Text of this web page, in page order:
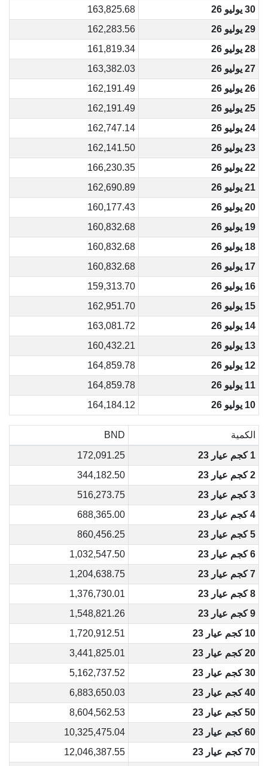
30 يوليو 26
163,825.68
29 يوليو 26
162,283.56
28 يوليو 26
161,819.34
27 يوليو 26
163,382.03
26 يوليو 26
162,191.49
25 يوليو 26
162,191.49
24 يوليو 26
162,747.14
23 يوليو 26
162,141.50
22 يوليو 26
166,230.35
21 يوليو 26
162,690.89
20 يوليو 26
160,177.43
19 يوليو 26
160,832.68
18 يوليو 26
160,832.68
17 يوليو 26
160,832.68
16 يوليو 26
159,313.70
15 يوليو 26
162,951.70
14 يوليو 26
163,081.72
13 يوليو 26
160,432.21
12 يوليو 26
164,859.78
11 يوليو 26
164,859.78
10 يوليو 26
164,184.12
الكمية
BND
1 كجم عيار 23
172,091.25
2 كجم عيار 23
344,182.50
3 كجم عيار 23
516,273.75
4 كجم عيار 23
688,365.00
5 كجم عيار 23
860,456.25
6 كجم عيار 23
1,032,547.50
7 كجم عيار 23
1,204,638.75
8 كجم عيار 23
1,376,730.01
9 كجم عيار 23
1,548,821.26
10 كجم عيار 23
1,720,912.51
20 كجم عيار 23
3,441,825.01
30 كجم عيار 23
5,162,737.52
40 كجم عيار 23
6,883,650.03
50 كجم عيار 23
8,604,562.53
60 كجم عيار 23
10,325,475.04
70 كجم عيار 23
12,046,387.55